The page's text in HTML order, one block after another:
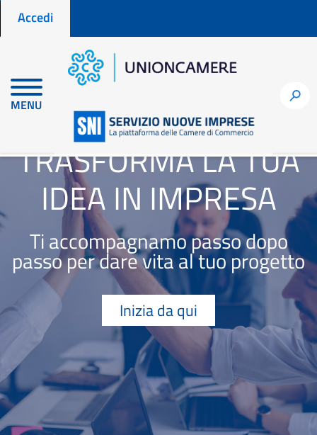
principale
Menu profilo utente
Accedi
MENU
h
TRASFORMA LA TUA
IDEA IN IMPRESA
Ti accompagnamo passo dopo
passo per dare vita al tuo progetto
Inizia da qui